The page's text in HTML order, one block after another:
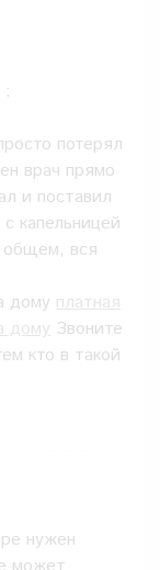
:
потерял
врач прямо
и поставил
капельницей
общем, вся
дому платная
дому Звоните
кто в такой
нужен